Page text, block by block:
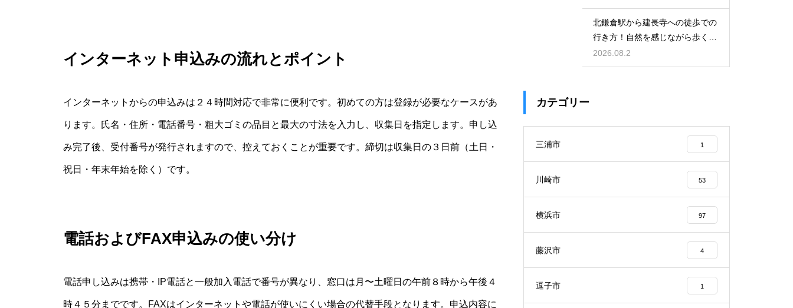
インターネット申込みの流れとポイント
インターネットからの申込みは２４時間対応で非常に便利です。初めての方は登録が必要なケースがあ
ります。氏名・住所・電話番号・粗大ゴミの品目と最大の寸法を入力し、収集日を指定します。申し込
み完了後、受付番号が発行されますので、控えておくことが重要です。締切は収集日の３日前（土日・
祝日・年末年始を除く）です。
電話およびFAX申込みの使い分け
電話申し込みは携帯・IP電話と一般加入電話で番号が異なり、窓口は月〜土曜日の午前８時から午後４
時４５分までです。FAXはインターネットや電話が使いにくい場合の代替手段となります。申込内容に
北鎌倉駅から建長寺への徒歩での
行き方！自然を感じながら歩く癒
しの時間
2026.08.2
カテゴリー
三浦市 1
川崎市 53
横浜市 97
藤沢市 4
逗子市 1